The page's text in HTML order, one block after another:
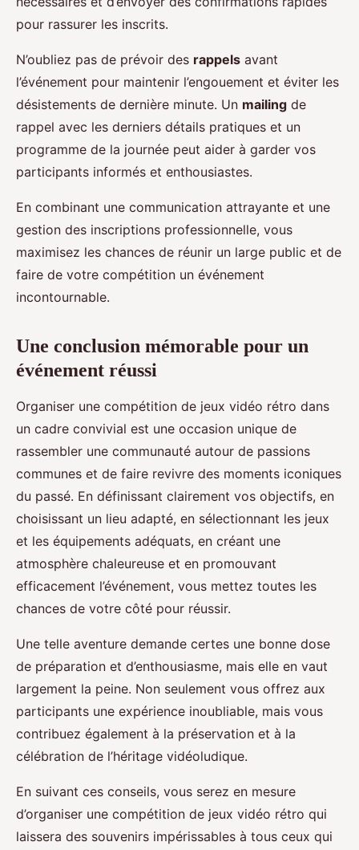
pour rassurer les inscrits.
N’oubliez pas de prévoir des rappels avant
l’événement pour maintenir l’engouement et éviter les
désistements de dernière minute. Un mailing de
rappel avec les derniers détails pratiques et un
programme de la journée peut aider à garder vos
participants informés et enthousiastes.
En combinant une communication attrayante et une
gestion des inscriptions professionnelle, vous
maximisez les chances de réunir un large public et de
faire de votre compétition un événement
incontournable.
Une conclusion mémorable pour un
événement réussi
Organiser une compétition de jeux vidéo rétro dans
un cadre convivial est une occasion unique de
rassembler une communauté autour de passions
communes et de faire revivre des moments iconiques
du passé. En définissant clairement vos objectifs, en
choisissant un lieu adapté, en sélectionnant les jeux
et les équipements adéquats, en créant une
atmosphère chaleureuse et en promouvant
efficacement l’événement, vous mettez toutes les
chances de votre côté pour réussir.
Une telle aventure demande certes une bonne dose
de préparation et d’enthousiasme, mais elle en vaut
largement la peine. Non seulement vous offrez aux
participants une expérience inoubliable, mais vous
contribuez également à la préservation et à la
célébration de l’héritage vidéoludique.
En suivant ces conseils, vous serez en mesure
d’organiser une compétition de jeux vidéo rétro qui
laissera des souvenirs impérissables à tous ceux qui